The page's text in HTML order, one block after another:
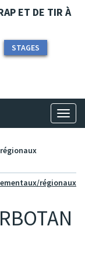
ET DE TIR À
STAGES
régionaux